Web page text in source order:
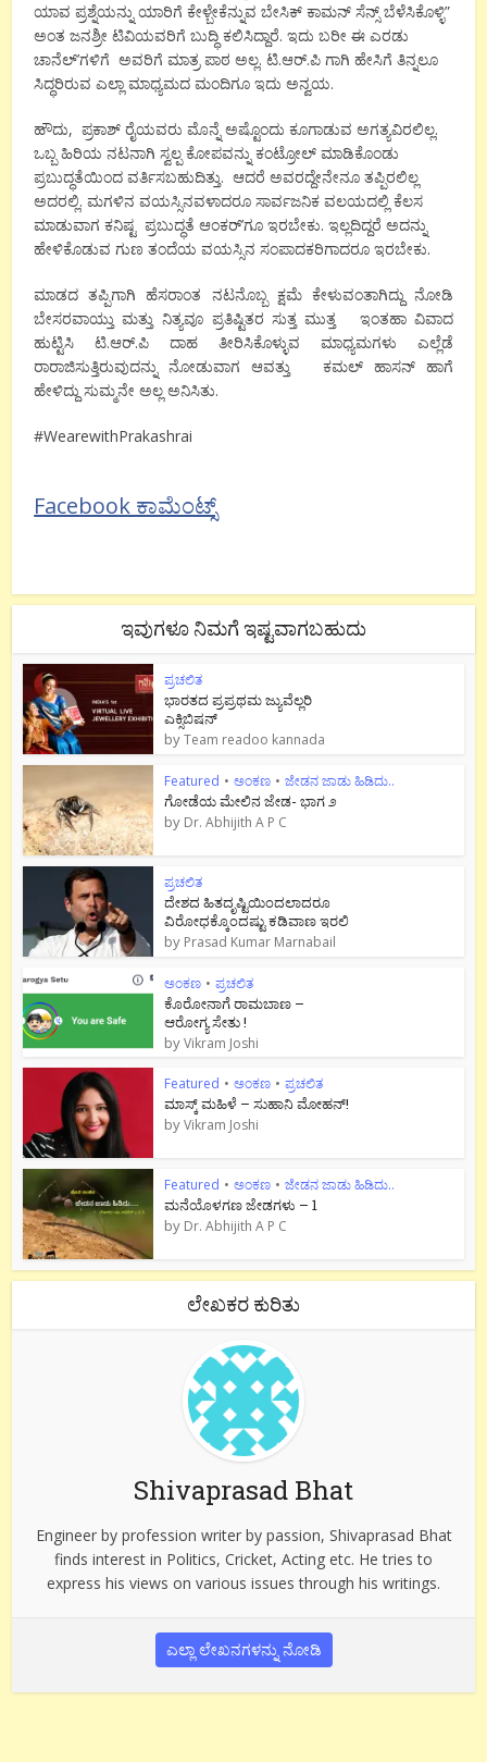
ಯಾವ ಪ್ರಶ್ನೆಯನ್ನು ಯಾರಿಗೆ ಕೇಳ್ಬೇಕೆನ್ನುವ ಬೇಸಿಕ್ ಕಾಮನ್ ಸೆನ್ಸ್ ಬೆಳೆಸಿಕೊಳ್ಳಿ”
ಅಂತ ಜನಶ್ರೀ ಟಿವಿಯವರಿಗೆ ಬುದ್ಧಿ ಕಲಿಸಿದ್ದಾರೆ. ಇದು ಬರೀ ಈ ಎರಡು
ಚಾನೆಲ್’ಗಳಿಗೆ ಅವರಿಗೆ ಮಾತ್ರ ಪಾಠ ಅಲ್ಲ. ಟಿ.ಆರ್.ಪಿ ಗಾಗಿ ಹೇಸಿಗೆ ತಿನ್ನಲೂ
ಸಿದ್ಧರಿರುವ ಎಲ್ಲಾ ಮಾಧ್ಯಮದ ಮಂದಿಗೂ ಇದು ಅನ್ವಯ.
ಹೌದು, ಪ್ರಕಾಶ್ ರೈಯವರು ಮೊನ್ನೆ ಅಷ್ಟೊಂದು ಕೂಗಾಡುವ ಅಗತ್ಯವಿರಲಿಲ್ಲ.
ಒಬ್ಬ ಹಿರಿಯ ನಟನಾಗಿ ಸ್ವಲ್ಪ ಕೋಪವನ್ನು ಕಂಟ್ರೋಲ್ ಮಾಡಿಕೊಂಡು
ಪ್ರಬುದ್ಧತೆಯಿಂದ ವರ್ತಿಸಬಹುದಿತ್ತು. ಆದರೆ ಅವರದ್ದೇನೇನೂ ತಪ್ಪಿರಲಿಲ್ಲ
ಅದರಲ್ಲಿ. ಮಗಳಿನ ವಯಸ್ಸಿನವಳಾದರೂ ಸಾರ್ವಜನಿಕ ವಲಯದಲ್ಲಿ ಕೆಲಸ
ಮಾಡುವಾಗ ಕನಿಷ್ಟ ಪ್ರಬುದ್ಧತೆ ಆಂಕರ್’ಗೂ ಇರಬೇಕು. ಇಲ್ಲದಿದ್ದರೆ ಅದನ್ನು
ಹೇಳಿಕೊಡುವ ಗುಣ ತಂದೆಯ ವಯಸ್ಸಿನ ಸಂಪಾದಕರಿಗಾದರೂ ಇರಬೇಕು.
ಮಾಡದ ತಪ್ಪಿಗಾಗಿ ಹೆಸರಾಂತ ನಟನೊಬ್ಬ ಕ್ಷಮೆ ಕೇಳುವಂತಾಗಿದ್ದು ನೋಡಿ
ಬೇಸರವಾಯ್ತು ಮತ್ತು ನಿತ್ಯವೂ ಪ್ರತಿಷ್ಟಿತರ ಸುತ್ತ ಮುತ್ತ ಇಂತಹಾ ವಿವಾದ
ಹುಟ್ಟಿಸಿ ಟಿ.ಆರ್.ಪಿ ದಾಹ ತೀರಿಸಿಕೊಳ್ಳುವ ಮಾಧ್ಯಮಗಳು ಎಲ್ಲೆಡೆ
ರಾರಾಜಿಸುತ್ತಿರುವುದನ್ನು ನೋಡುವಾಗ ಆವತ್ತು ಕಮಲ್ ಹಾಸನ್ ಹಾಗೆ
ಹೇಳಿದ್ದು ಸುಮ್ಮನೇ ಅಲ್ಲ ಅನಿಸಿತು.
#WearewithPrakashrai
Facebook ಕಾಮೆಂಟ್ಸ್
ಇವುಗಳೂ ನಿಮಗೆ ಇಷ್ಟವಾಗಬಹುದು
ಪ್ರಚಲಿತ
ಭಾರತದ ಪ್ರಪ್ರಥಮ ಜ್ಯುವೆಲ್ಲರಿ
ಎಕ್ಸಿಬಿಷನ್
byTeam readoo kannada
Featured • ಅಂಕಣ • ಜೇಡನ ಜಾಡು ಹಿಡಿದು..
ಗೋಡೆಯ ಮೇಲಿನ ಜೇಡ- ಭಾಗ ೨
by Dr. Abhijith A P C
ಪ್ರಚಲಿತ
ದೇಶದ ಹಿತದೃಷ್ಟಿಯಿಂದಲಾದರೂ
ವಿರೋಧಕ್ಕೊಂದಷ್ಟು ಕಡಿವಾಣ ಇರಲಿ
by Prasad Kumar Marnabail
ಅಂಕಣ • ಪ್ರಚಲಿತ
ಕೊರೋನಾಗೆ ರಾಮಬಾಣ –
ಆರೋಗ್ಯ ಸೇತು !
byVikram Joshi
Featured • ಅಂಕಣ • ಪ್ರಚಲಿತ
ಮಾಸ್ಕ್ ಮಹಿಳೆ – ಸುಹಾನಿ ಮೋಹನ್!
byVikram Joshi
Featured • ಅಂಕಣ • ಜೇಡನ ಜಾಡು ಹಿಡಿದು..
ಮನೆಯೊಳಗಣ ಜೇಡಗಳು – 1
by Dr. Abhijith A P C
ಲೇಖಕರ ಕುರಿತು
Shivaprasad Bhat
Engineer by profession writer by passion, Shivaprasad Bhat
finds interest in Politics, Cricket, Acting etc. He tries to
express his views on various issues through his writings.
ಎಲ್ಲಾ ಲೇಖನಗಳನ್ನು ನೋಡಿ